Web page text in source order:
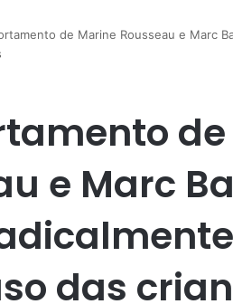
de Marine Rousseau e Marc
e Marc
das